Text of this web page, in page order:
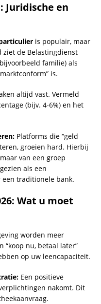
Juridische en
is populair, maar
ziet de Belastingdienst
familie) als
is.
altijd vast. Vermeld
(bijv. 4-6%) en het
Platforms die “geld
groeien hard. Hierbij
van een groep
als een
traditionele bank.
Wat u moet
worden meer
“koop nu, betaal later”
op uw leencapaciteit.
Een positieve
nakomt. Dit